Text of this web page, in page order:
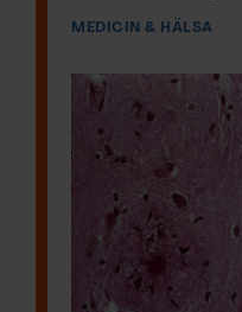
MEDICIN & HÄLSA